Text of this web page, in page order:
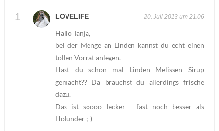
LOVELIFE 20. Juli 2013 um 21:06
Hallo Tanja,
bei der Menge an Linden kannst du echt einen
tollen Vorrat anlegen.
Hast du schon mal Linden Melissen Sirup
gemacht?? Da brauchst du allerdings frische
dazu.
Das ist soooo lecker - fast noch besser als
Holunder ;-)